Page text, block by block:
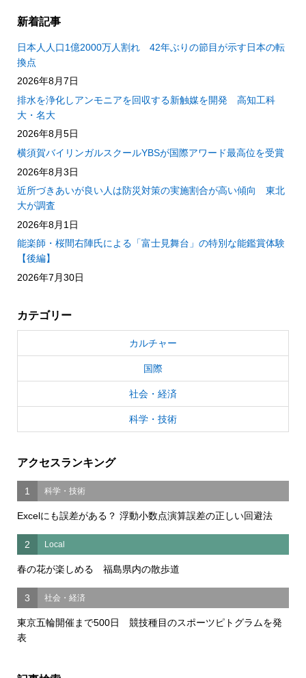
新着記事
日本人人口1億2000万人割れ 42年ぶりの節目が示す日本の転
換点
2026年8月7日
排水を浄化しアンモニアを回収する新触媒を開発 高知工科
大・名大
2026年8月5日
横須賀バイリンガルスクールYBSが国際アワード最高位を受賞
2026年8月3日
近所づきあいが良い人は防災対策の実施割合が高い傾向 東北
大が調査
2026年8月1日
能楽師・桜間右陣氏による「富士見舞台」の特別な能鑑賞体験
【後編】
2026年7月30日
カテゴリー
カルチャー
国際
社会・経済
科学・技術
アクセスランキング
1 科学・技術
Excelにも誤差がある？ 浮動小数点演算誤差の正しい回避法
2 Local
春の花が楽しめる 福島県内の散歩道
3 社会・経済
東京五輪開催まで500日 競技種目のスポーツピトグラムを発
表